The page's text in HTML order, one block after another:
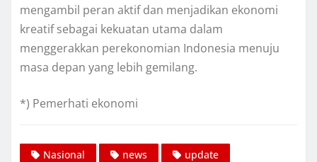
mengambil peran aktif dan menjadikan ekonomi
kreatif sebagai kekuatan utama dalam
menggerakkan perekonomian Indonesia menuju
masa depan yang lebih gemilang.
*) Pemerhati ekonomi
Nasional news update